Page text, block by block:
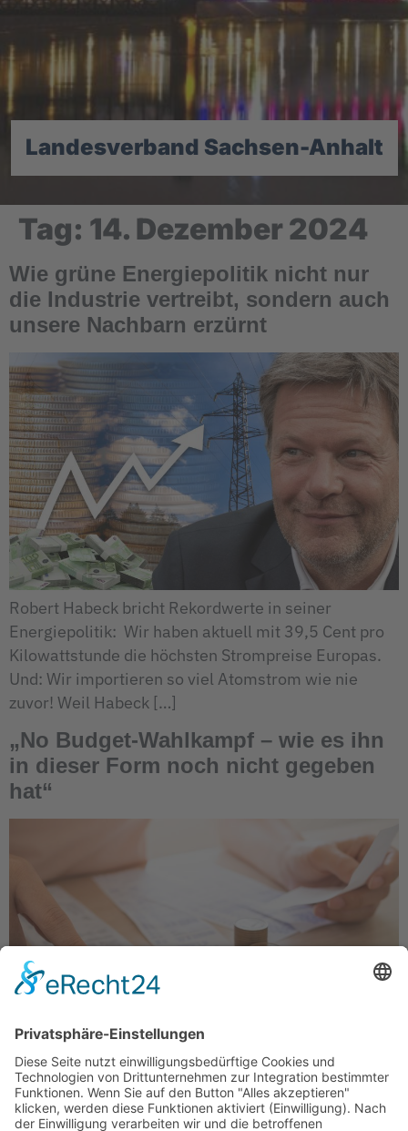
Landesverband Sachsen-Anhalt
Tag: 14. Dezember 2024
Wie grüne Energiepolitik nicht nur
die Industrie vertreibt, sondern auch
unsere Nachbarn erzürnt
Robert Habeck bricht Rekordwerte in seiner
Energiepolitik: Wir haben aktuell mit 39,5 Cent pro
Kilowattstunde die höchsten Strompreise Europas.
Und: Wir importieren so viel Atomstrom wie nie
zuvor! Weil Habeck […]
„No Budget-Wahlkampf – wie es ihn
in dieser Form noch nicht gegeben
hat“
Ein Bundestagswahlkampf – für eine junge Partei
wie die WerteUnion eine gewaltige
Herausforderung. Die knappe Vorbereitungszeit